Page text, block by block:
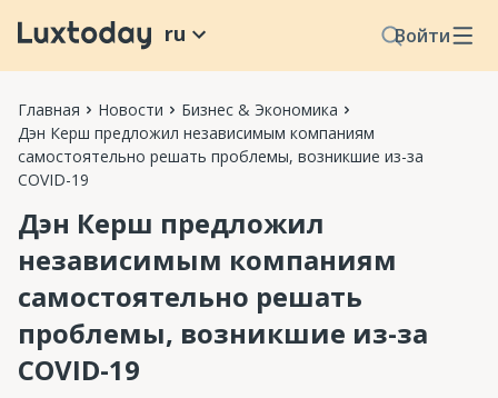
Войти
ru
Главная Новости
Бизнес & Экономика
Дэн Керш предложил независимым компаниям
самостоятельно решать проблемы, возникшие из-за
COVID-19
Дэн Керш предложил
независимым компаниям
самостоятельно решать
проблемы, возникшие из-за
COVID-19